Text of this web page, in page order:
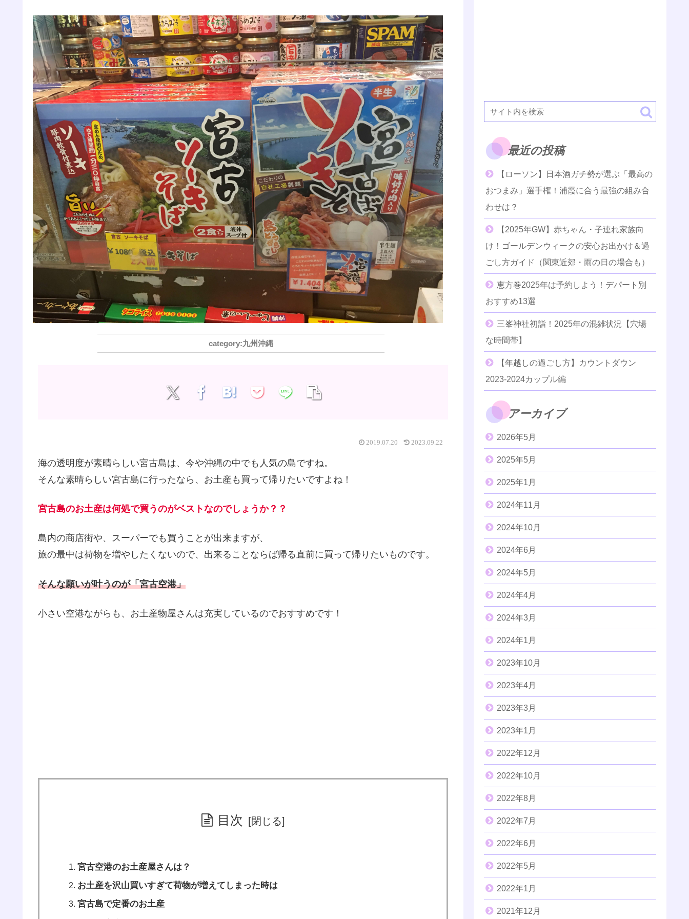
九州沖縄
2019.07.20 2023.09.22
海の透明度が素晴らしい宮古島は、今や沖縄の中でも人気の島ですね。
そんな素晴らしい宮古島に行ったなら、お土産も買って帰りたいですよね！
宮古島のお土産は何処で買うのがベストなのでしょうか？？
島内の商店街や、スーパーでも買うことが出来ますが、
旅の最中は荷物を増やしたくないので、出来ることならば帰る直前に買って帰りたいものです。
そんな願いが叶うのが「宮古空港」
小さい空港ながらも、お土産物屋さんは充実しているのでおすすめです！
目次
宮古空港のお土産屋さんは？
お土産を沢山買いすぎて荷物が増えてしまった時は
宮古島で定番のお土産
最近の投稿
【ローソン】日本酒ガチ勢が選ぶ「最高の
おつまみ」選手権！浦霞に合う最強の組み合
わせは？
【2025年GW】赤ちゃん・子連れ家族向
け！ゴールデンウィークの安心お出かけ＆過
ごし方ガイド（関東近郊・雨の日の場合も）
恵方巻2025年は予約しよう！デパート別
おすすめ13選
三峯神社初詣！2025年の混雑状況【穴場
な時間帯】
【年越しの過ごし方】カウントダウン
2023-2024カップル編
アーカイブ
2026年5月
2025年5月
2025年1月
2024年11月
2024年10月
2024年6月
2024年5月
2024年4月
2024年3月
2024年1月
2023年10月
2023年4月
2023年3月
2023年1月
2022年12月
2022年10月
2022年8月
2022年7月
2022年6月
2022年5月
2022年1月
2021年12月